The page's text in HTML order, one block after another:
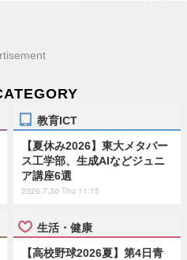
教育ICT
【夏休み2026】東大メタバー
ス工学部、生成AIなどジュニ
ア講座6選
2026.7.30 Thu 11:15
生活・健康
【高校野球2026夏】第4日青